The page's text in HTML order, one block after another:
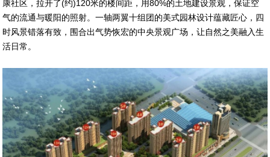
康社区，拉开了(约)120米的楼间距，用80%的土地建设景观，保证空
气的流通与暖阳的照射。一轴两翼十组团的美式园林设计蕴藏匠心，四
时风景错落有致，围合出气势恢宏的中央景观广场，让自然之美融入生
活日常。